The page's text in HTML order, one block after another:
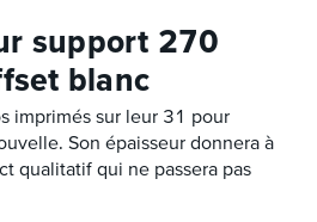
support 270
blanc
imprimés sur leur 31 pour
Son épaisseur donnera à
qualitatif qui ne passera pas